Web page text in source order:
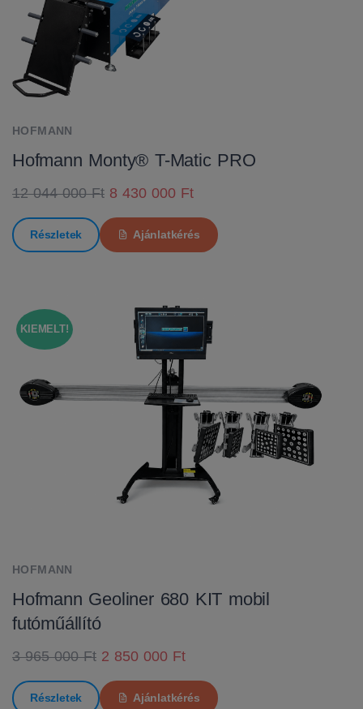
HOFMANN
Hofmann Monty® T-Matic PRO
12 044 000 Ft 8 430 000 Ft
Részletek Ajánlatkérés
KIEMELT!
HOFMANN
Hofmann Geoliner 680 KIT mobil
futóműállító
3 965 000 Ft 2 850 000 Ft
Részletek Ajánlatkérés